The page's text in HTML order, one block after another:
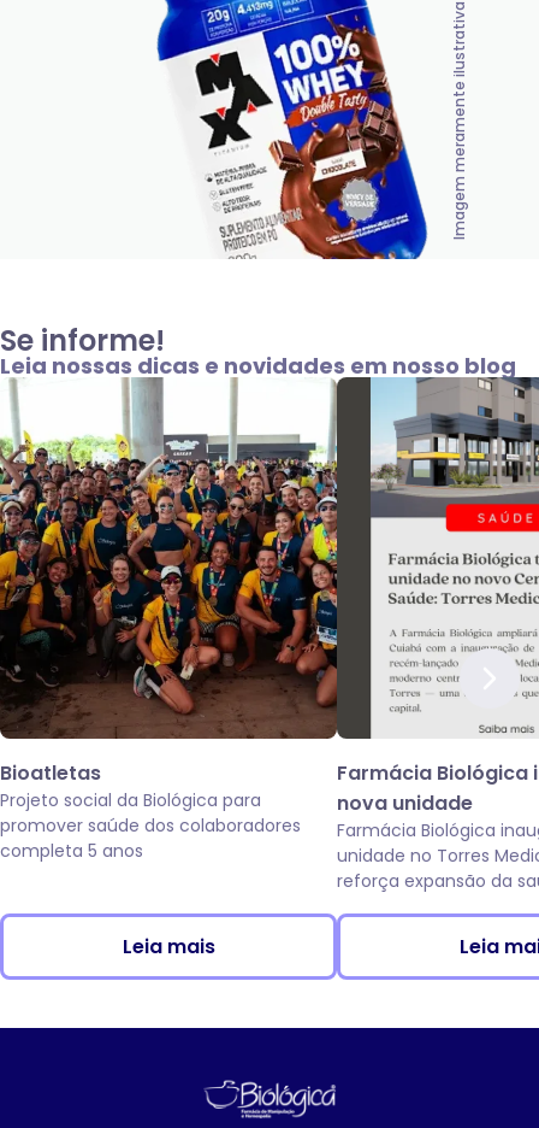
Imagem meramente ilustrativa
Se informe!
Leia nossas dicas e novidades em nosso blog
Bioatletas
Projeto social da Biológica para
promover saúde dos colaboradores
completa 5 anos
Leia mais
Farmácia Biológica
nova unidade
Farmácia Biológica
unidade no Torres
reforça expansão da
Leia